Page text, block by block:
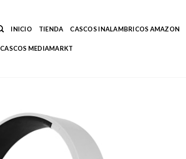
INICIO TIENDA CASCOS INALAMBRICOS AMAZON
CASCOS MEDIAMARKT